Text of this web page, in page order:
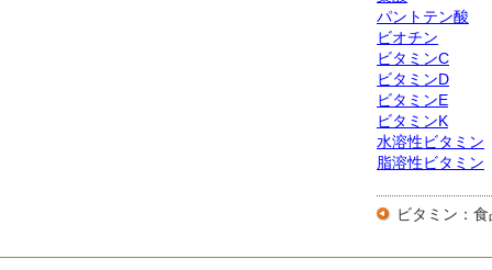
パントテン酸
ビオチン
ビタミンC
ビタミンD
ビタミンE
ビタミンK
水溶性ビタミン
脂溶性ビタミン
ビタミン：